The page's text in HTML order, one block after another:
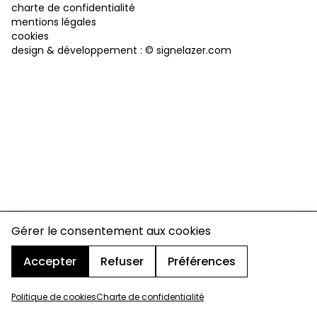
Gérer le consentement aux cookies
Accepter
Refuser Préférences
Politique de cookiesCharte de confidentialité
charte de confidentialité
mentions légales
cookies
design & développement : © signelazer.com